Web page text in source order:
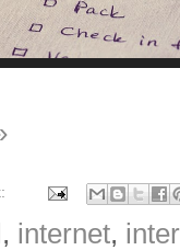
, internet,